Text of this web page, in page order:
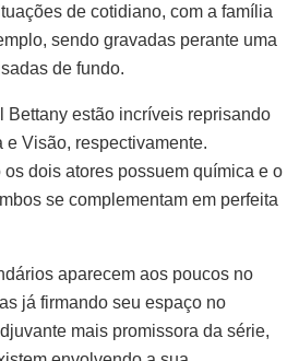
de cotidiano, com a família
sendo gravadas perante uma
de fundo.
Bettany estão incríveis reprisando
e Visão, respectivamente.
os dois atores possuem química e o
se complementam em perfeita
aparecem aos poucos no
já firmando seu espaço no
mais promissora da série,